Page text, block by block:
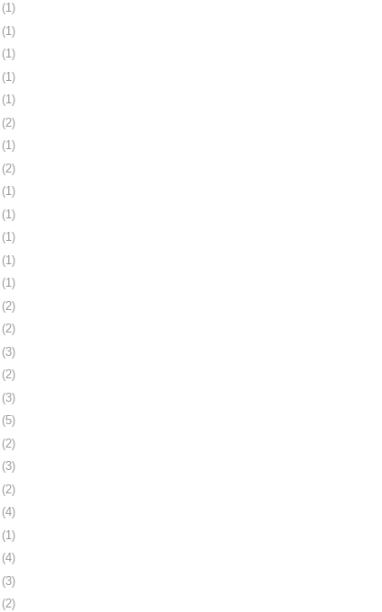
1)
1 )
1)
1 )
1)
(2)
1)
2)
1)
1 )
1)
1 )
1)
2)
2)
3)
2)
3)
5)
(2)
3)
2)
4)
1 )
4)
3)
2)